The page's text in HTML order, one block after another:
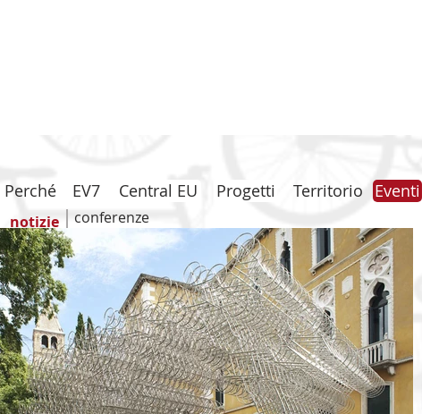
Perché EV7 Central EU Progetti Territorio Eventi
notizie conferenze